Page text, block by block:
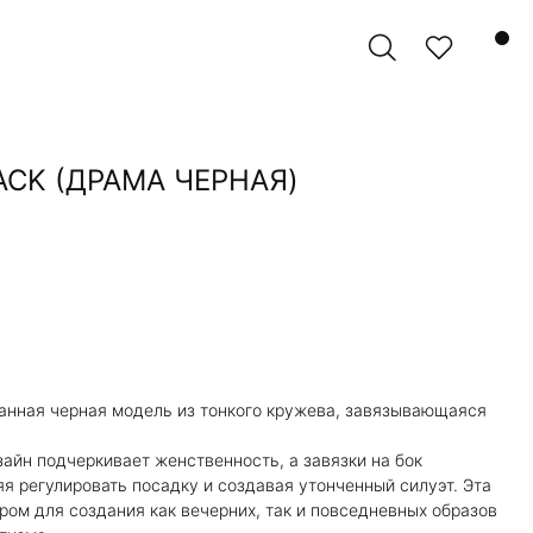
(ДРАМА ЧЕРНАЯ)
черная модель из тонкого кружева, завязывающаяся
подчеркивает женственность, а завязки на бок
регулировать посадку и создавая утонченный силуэт. Эта
для создания как вечерних, так и повседневных образов